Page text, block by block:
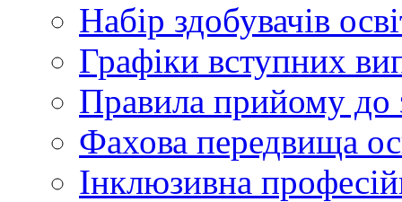
Набір здобувачів
Графіки вступних
Правила прийому до
Фахова передвища
Інклюзивна